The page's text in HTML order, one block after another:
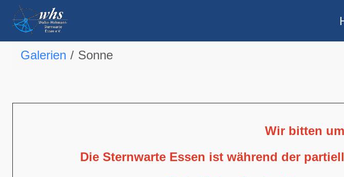
Galerien Sonne
Wir bitten
Die Sternwarte Essen ist während der